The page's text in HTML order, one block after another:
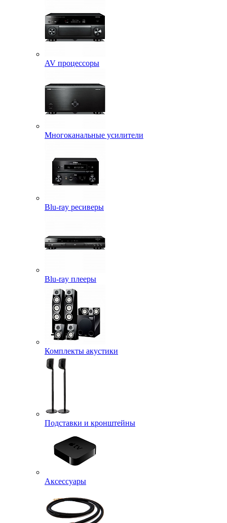
AV процессоры
Многоканальные усилители
Blu-ray ресиверы
Blu-ray плееры
Комплекты акустики
Подставки и кронштейны
Аксессуары